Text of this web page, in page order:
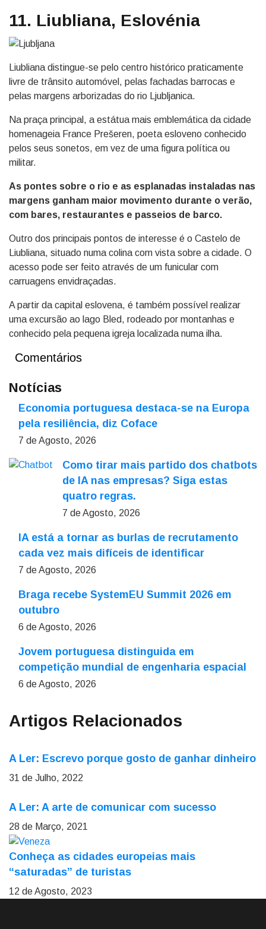
11. Liubliana, Eslovénia
Liubliana distingue-se pelo centro histórico praticamente
livre de trânsito automóvel, pelas fachadas barrocas e
pelas margens arborizadas do rio Ljubljanica.
Na praça principal, a estátua mais emblemática da cidade
homenageia France Prešeren, poeta esloveno conhecido
pelos seus sonetos, em vez de uma figura política ou
militar.
As pontes sobre o rio e as esplanadas instaladas nas
margens ganham maior movimento durante o verão,
com bares, restaurantes e passeios de barco.
Outro dos principais pontos de interesse é o Castelo de
Liubliana, situado numa colina com vista sobre a cidade. O
acesso pode ser feito através de um funicular com
carruagens envidraçadas.
A partir da capital eslovena, é também possível realizar
uma excursão ao lago Bled, rodeado por montanhas e
conhecido pela pequena igreja localizada numa ilha.
Comentários
Notícias
Economia portuguesa destaca-se na Europa
pela resiliência, diz Coface
7 de Agosto, 2026
Como tirar mais partido dos chatbots
de IA nas empresas? Siga estas
quatro regras.
7 de Agosto, 2026
IA está a tornar as burlas de recrutamento
cada vez mais difíceis de identificar
7 de Agosto, 2026
Braga recebe SystemEU Summit 2026 em
outubro
6 de Agosto, 2026
Jovem portuguesa distinguida em
competição mundial de engenharia espacial
6 de Agosto, 2026
Artigos Relacionados
A Ler: Escrevo porque gosto de ganhar dinheiro
31 de Julho, 2022
A Ler: A arte de comunicar com sucesso
28 de Março, 2021
Conheça as cidades europeias mais
“saturadas” de turistas
12 de Agosto, 2023